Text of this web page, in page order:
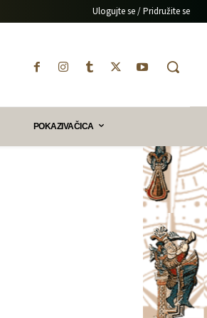
Ulogujte se / Pridružite se
POKAZIVAČICA